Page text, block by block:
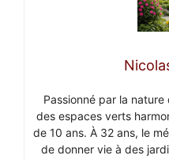
Passionné par la nature
des espaces verts
de 10 ans. À 32 ans, le
de donner vie à des